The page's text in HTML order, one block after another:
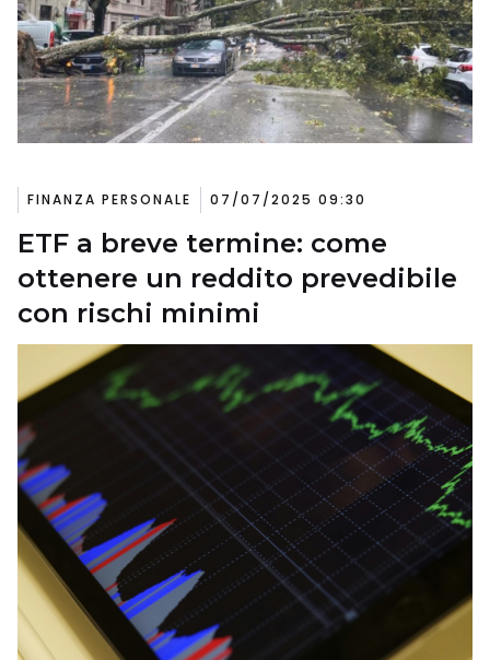
FINANZA PERSONALE 07/07/2025 09:30
ETF a breve termine: come
ottenere un reddito prevedibile
con rischi minimi